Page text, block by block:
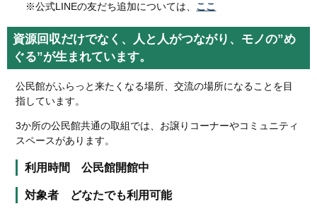
※公式LINEの友だち追加については、 ここ
資源回収だけでなく、人と人がつながり、モノの”め
ぐる”が生まれています。
公民館がふらっと来たくなる場所、交流の場所になることを目
指しています。
3か所の公民館共通の取組では、お譲りコーナーやコミュニティ
スペースがあります。
利用時間 公民館開館中
対象者 どなたでも利用可能